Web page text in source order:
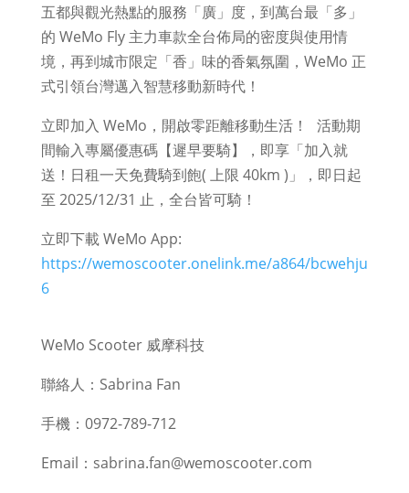
五都與觀光熱點的服務「廣」度，到萬台最「多」
的 WeMo Fly 主力車款全台佈局的密度與使用情
境，再到城市限定「香」味的香氣氛圍，WeMo 正
式引領台灣邁入智慧移動新時代！
立即加入 WeMo，開啟零距離移動生活！ 活動期
間輸入專屬優惠碼【遲早要騎】，即享「加入就
送！日租一天免費騎到飽( 上限 40km )」，即日起
至 2025/12/31 止，全台皆可騎！
立即下載 WeMo App:
https://wemoscooter.onelink.me/a864/bcwehju
6
WeMo Scooter 威摩科技
聯絡人：Sabrina Fan
手機：0972-789-712
Email：sabrina.fan@wemoscooter.com